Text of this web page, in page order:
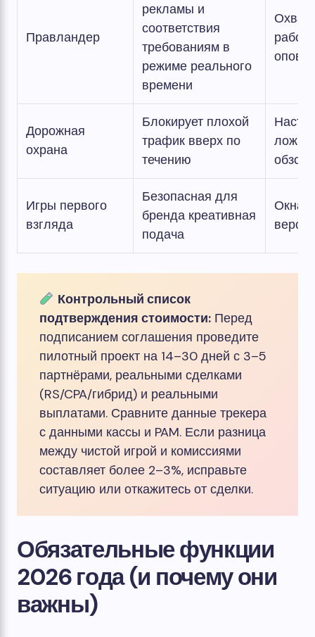
Правландер
рекламы и
соответствия
требованиям в
режиме реального
времени
Охват
Дорожная
охрана
Блокирует плохой
трафик вверх по
течению
обзор
Игры первого
взгляда
Безопасная для
бренда креативная
подача
Окна
версий
Контрольный список
подтверждения стоимости: Перед
подписанием соглашения проведите
пилотный проект на 14–30 дней с 3–5
партнёрами, реальными сделками
(RS/CPA/гибрид) и реальными
выплатами. Сравните данные трекера
с данными кассы и PAM. Если разница
между чистой игрой и комиссиями
составляет более 2–3%, исправьте
ситуацию или откажитесь от сделки.
Обязательные функции
2026 года (и почему они
важны)